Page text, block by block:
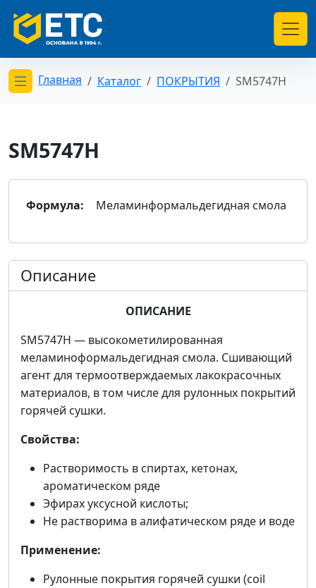
Открыть меню категорий
Главная Каталог ПОКРЫТИЯ SM5747H
SM5747H
Формула: Меламинформальдегидная смола
Описание
ОПИСАНИЕ
SM5747H — высокометилированная
меламиноформальдегидная смола. Сшивающий
агент для термоотверждаемых лакокрасочных
материалов, в том числе для рулонных покрытий
горячей сушки.
Свойства:
Растворимость в спиртах, кетонах,
ароматическом ряде
Эфирах уксусной кислоты;
Не растворима в алифатическом ряде и воде
Применение:
Рулонные покрытия горячей сушки (coil